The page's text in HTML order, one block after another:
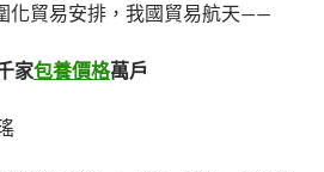
化貿易安排，我國貿易航天——
家包養價格萬戶